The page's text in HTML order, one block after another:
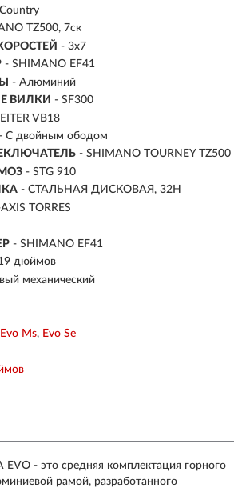
TZ500, 7ск
- 3x7
- SHIMANO EF41
- Алюминий
ВИЛКИ - SF300
VB18
- С двойным ободом
- SHIMANO TOURNEY TZ500
- STG 910
- СТАЛЬНАЯ ДИСКОВАЯ, 32H
TORRES
- SHIMANO EF41
дюймов
механический
Evo Ms
Evo Se
EVO - это средняя комплектация горного
рамой, разработанного